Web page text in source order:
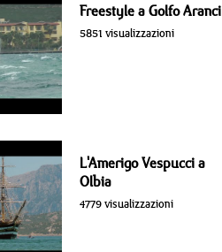
Freestyle a Golfo Aranci
5851 visualizzazioni
L'Amerigo Vespucci a
Olbia
4779 visualizzazioni